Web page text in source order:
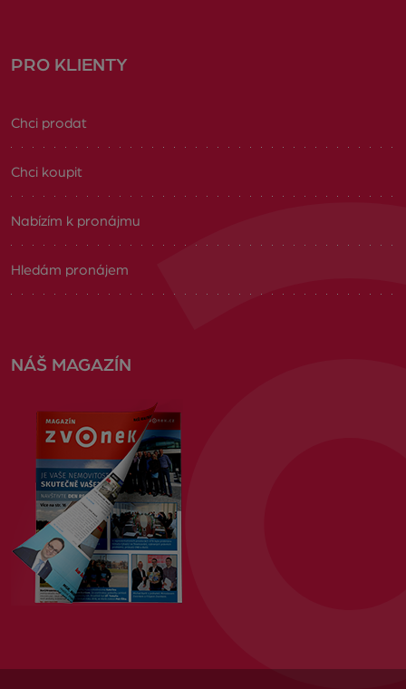
PRO KLIENTY
Chci prodat
Chci koupit
Nabízím k pronájmu
Hledám pronájem
NÁŠ MAGAZÍN